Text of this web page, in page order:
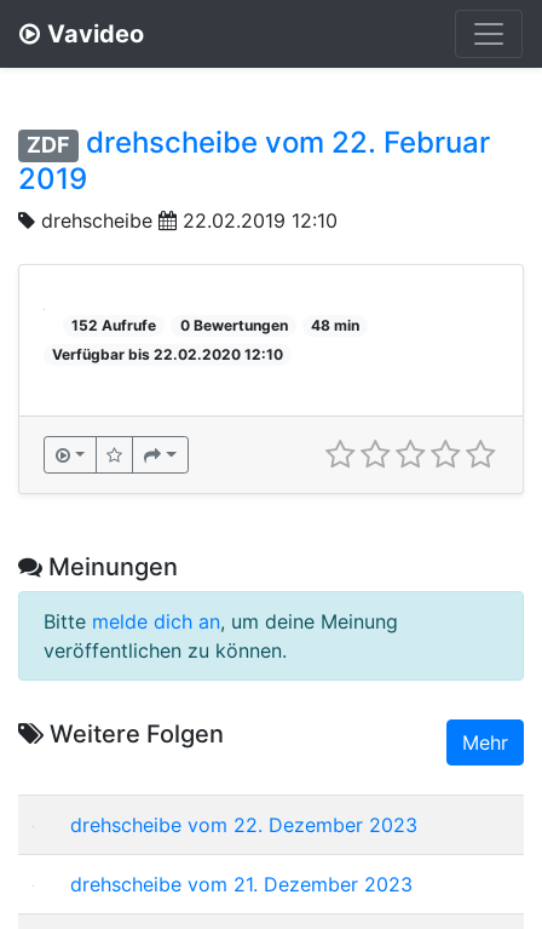
Vavideo
ZDF
drehscheibe vom 22. Februar
2019
drehscheibe 22.02.2019 12:10
152 Aufrufe 0 Bewertungen
48 min
Verfügbar bis 22.02.2020 12:10
Meinungen
Bitte melde dich an, um deine Meinung
veröffentlichen zu können.
Weitere Folgen Mehr
drehscheibe vom 22. Dezember 2023
drehscheibe vom 21. Dezember 2023